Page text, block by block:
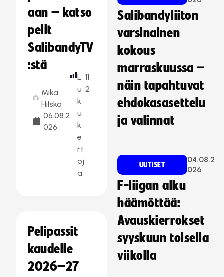
aan – katso
pelit
SalibandyTV
:stä
Mika
Hilska
06.08.2
026
L
u
k
u
k
e
rt
oj
a:
11
2
Pelipassit
kaudelle
2026–27
Salibandyliiton
varsinainen
kokous
marraskuussa –
näin tapahtuvat
ehdokasasettelu
ja valinnat
UUTISET
04.08.2
026
F-liigan alku
häämöttää:
Avauskierrokset
syyskuun toisella
viikolla